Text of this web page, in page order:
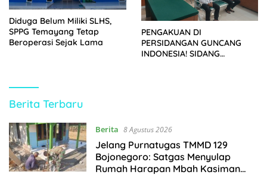
Diduga Belum Miliki SLHS,
SPPG Temayang Tetap
Beroperasi Sejak Lama
PENGAKUAN DI
PERSIDANGAN GUNCANG
INDONESIA! SIDANG
https://kupasberita.net
Berita Terbaru
Berita 8 Agustus 2026
Jelang Purnatugas TMMD 129
Bojonegoro: Satgas Menyulap
Rumah Harapan Mbah Kasiman